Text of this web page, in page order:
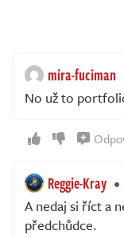
mira-fuciman
No už to
Reggie-Kray
A nedaj si říct a
předchůdce.